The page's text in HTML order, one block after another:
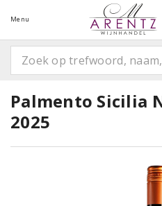
Menu
Palmento Sicilia
2025